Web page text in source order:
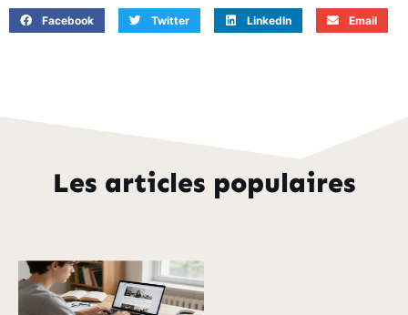
Facebook Twitter LinkedIn Email
Les articles populaires